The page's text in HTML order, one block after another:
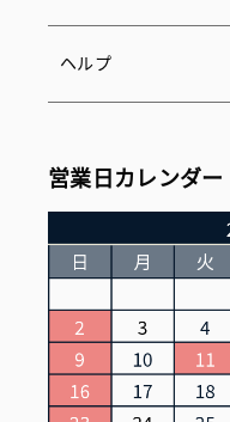
ヘルプ
営業日カレンダー